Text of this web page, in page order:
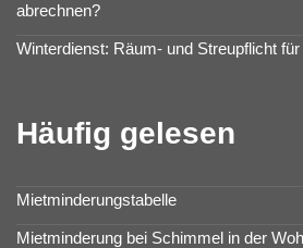
abrechnen?
Winterdienst: Räum- und Streupflicht
Häufig gelesen
Mietminderungstabelle
Mietminderung bei Schimmel in der